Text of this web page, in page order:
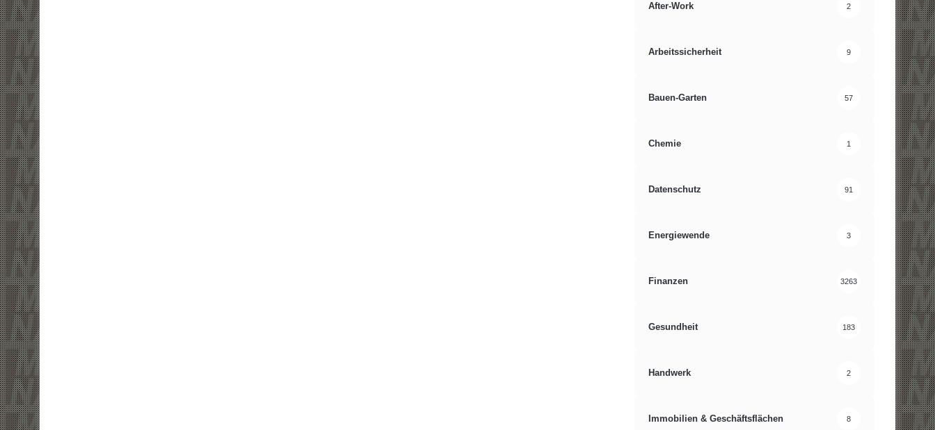
After-Work 2
Arbeitssicherheit 9
Bauen-Garten 57
Chemie 1
Datenschutz 91
Energiewende 3
Finanzen 3263
Gesundheit 183
Handwerk 2
Immobilien & Geschäftsflächen 8